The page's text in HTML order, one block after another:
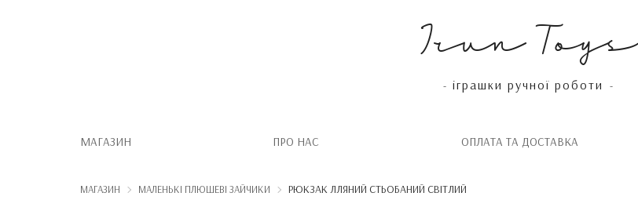
Irun Toys
- іграшки ручної роботи -
МАГАЗИН ПРО НАС OПЛАТА ТА ДОСТАВКА
МАГАЗИН МАЛЕНЬКІ ПЛЮШЕВІ ЗАЙЧИКИ РЮКЗАК ЛЛЯНИЙ СТЬОБАНИЙ СВІТЛИЙ